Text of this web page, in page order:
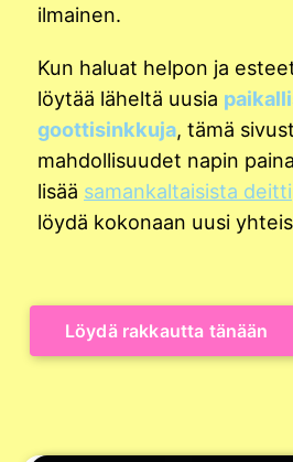
ilmainen.
Kun haluat helpon ja
löytää läheltä uusia
goottisinkkuja, tämä
mahdollisuudet napin
lisää samankaltaisista
löydä kokonaan uusi
Löydä rakkautta tänään